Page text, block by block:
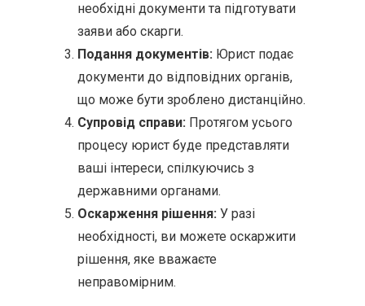
необхідні документи та підготувати
заяви або скарги.
Подання документів: Юрист подає
документи до відповідних органів,
що може бути зроблено дистанційно.
Супровід справи: Протягом усього
процесу юрист буде представляти
ваші інтереси, спілкуючись з
державними органами.
Оскарження рішення: У разі
необхідності, ви можете оскаржити
рішення, яке вважаєте
неправомірним.